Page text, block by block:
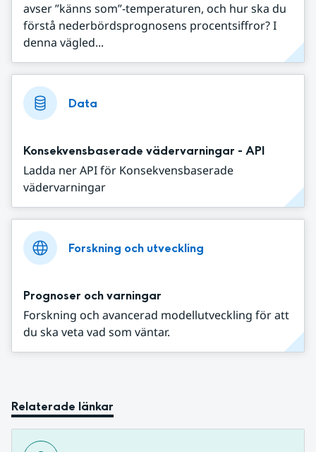
avser ”känns som”-temperaturen, och hur ska du
förstå nederbördsprognosens procentsiffror? I
denna vägled...
Data
Konsekvensbaserade vädervarningar - API
Ladda ner API för Konsekvensbaserade
vädervarningar
Forskning och utveckling
Prognoser och varningar
Forskning och avancerad modellutveckling för att
du ska veta vad som väntar.
Relaterade länkar